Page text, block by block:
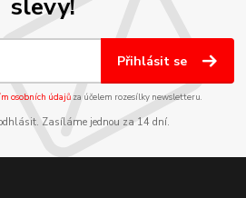
Přihlásit se
osobních údajůza účelem rozesílky newsletteru.
Zasíláme jednou za 14 dní.